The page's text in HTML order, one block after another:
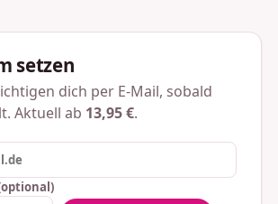
setzen
dich per E-Mail, sobald
Aktuell ab 13,95 €.